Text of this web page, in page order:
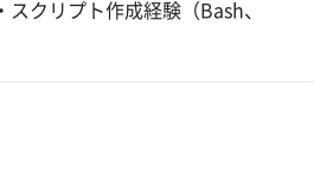
スクリプト作成経験（Bash、